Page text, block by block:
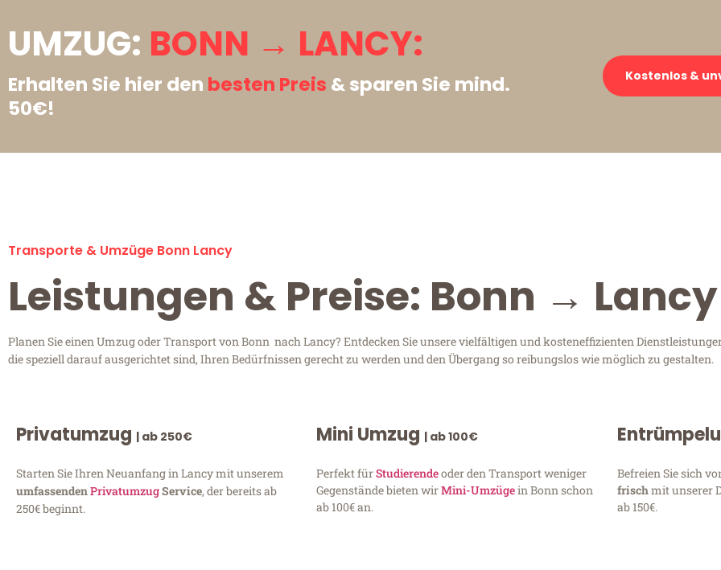
UMZUG: BONN → LANCY:
Erhalten Sie hier den besten Preis & sparen Sie mind.
50€!
Kostenlos &
Transporte & Umzüge Bonn Lancy
Leistungen & Preise: Bonn → Lancy
Planen Sie einen Umzug oder Transport von Bonn nach Lancy? Entdecken Sie unsere vielfältigen und kosteneffizienten
die speziell darauf ausgerichtet sind, Ihren Bedürfnissen gerecht zu werden und den Übergang so reibungslos wie möglich zu gestalten.
Privatumzug | ab 250€
Starten Sie Ihren Neuanfang in Lancy mit unserem
umfassendenPrivatumzugService, der bereits ab
250€ beginnt.
Mini Umzug | ab 100€
Perfekt fürStudierendeoder den Transport weniger
Gegenstände bieten wirMini-Umzügein Bonn schon
ab 100€ an.
Befreien Sie sich
frischmit unserer
ab 150€.